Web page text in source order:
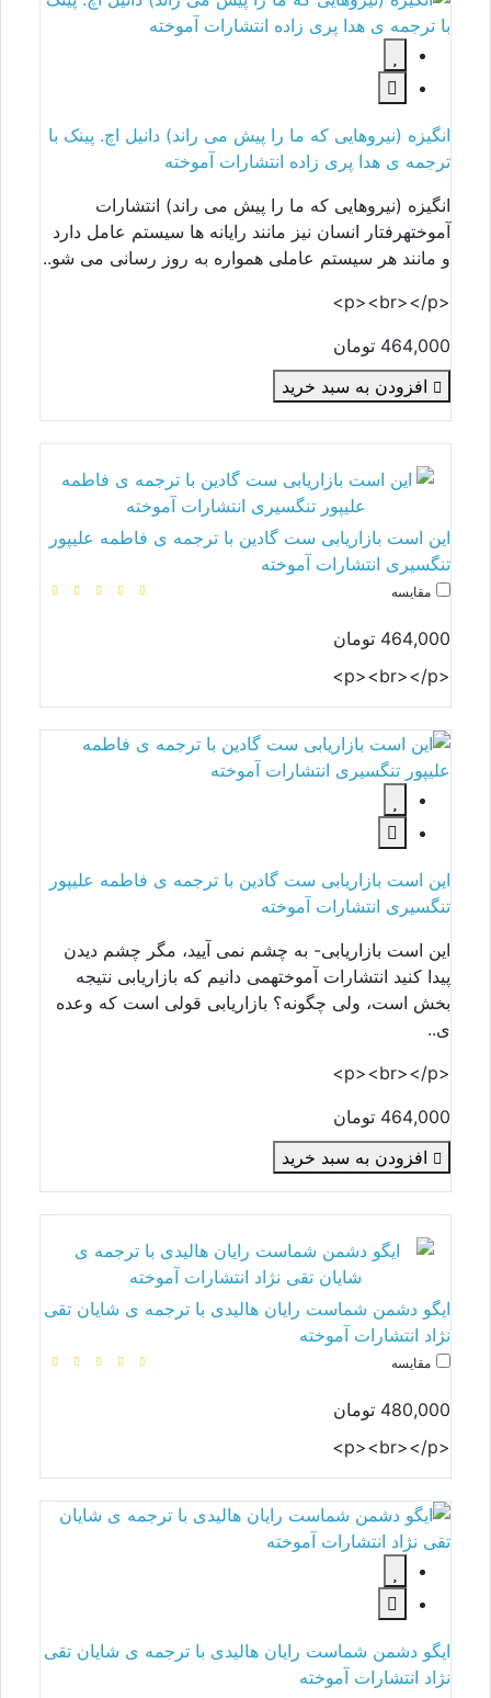
انگیزه (نیروهایی که ما را پیش می راند) دانیل اچ. پینک با
ترجمه ی هدا پری زاده انتشارات آموخته
انگیزه (نیروهایی که ما را پیش می راند) انتشارات
آموختهرفتار انسان نیز مانند رایانه ها سیستم عامل دارد
و مانند هر سیستم عاملی همواره به روز رسانی می شو..
464,000 تومان
افزودن به سبد خرید
این است بازاریابی ست گادین با ترجمه ی فاطمه علیپور
تنگسیری انتشارات آموخته
مقایسه
464,000 تومان
این است بازاریابی ست گادین با ترجمه ی فاطمه علیپور
تنگسیری انتشارات آموخته
این است بازاریابی- به چشم نمی آیید، مگر چشم دیدن
پیدا کنید انتشارات آموختهمی دانیم که بازاریابی نتیجه
بخش است، ولی چگونه؟ بازاریابی قولی است که وعده
ی..
464,000 تومان
افزودن به سبد خرید
ایگو دشمن شماست رایان هالیدی با ترجمه ی شایان تقی
نژاد انتشارات آموخته
مقایسه
480,000 تومان
ایگو دشمن شماست رایان هالیدی با ترجمه ی شایان تقی
نژاد انتشارات آموخته